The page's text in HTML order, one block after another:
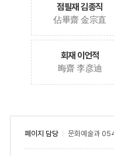
점필재 김종직
佔畢齋 金宗直
회재 이언적
晦齋 李彦迪
페이지 담당 문화예술과